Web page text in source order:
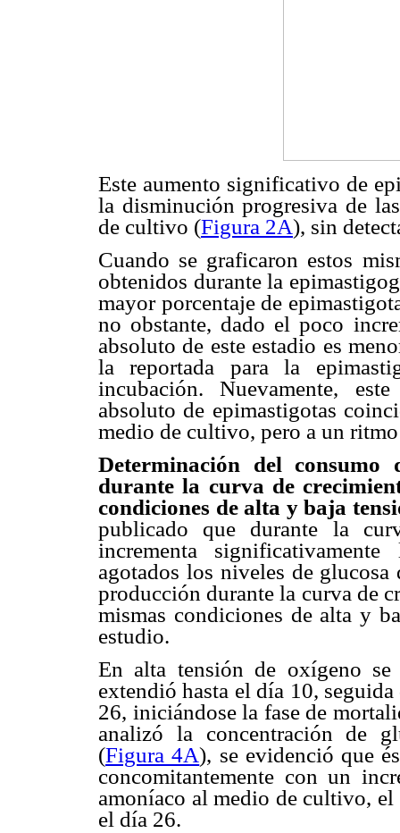
Este aumento significativo de
la disminución progresiva de
de cultivo (Figura 2A), sin
Cuando se graficaron estos
obtenidos durante la
mayor porcentaje de
no obstante, dado el poco
absoluto de este estadio es
la reportada para la
incubación. Nuevamente,
absoluto de epimastigotas
medio de cultivo, pero a un
Determinación del
durante la curva de
condiciones de alta y baja
publicado que durante la
incrementa
agotados los niveles de
producción durante la curva de
mismas condiciones de alta y
estudio.
En alta tensión de oxígeno
extendió hasta el día 10,
26, iniciándose la fase de
analizó la concentración de
(Figura 4A), se evidenció que
concomitantemente con un
amoníaco al medio de cultivo, el
el día 26.